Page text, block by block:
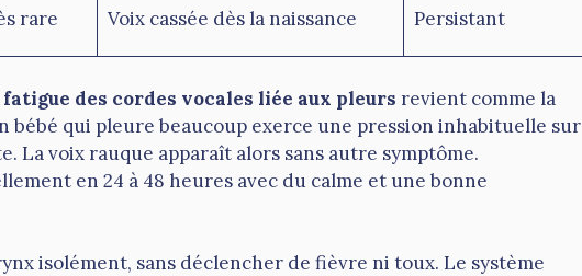
rare Voix cassée dès la naissance Persistant
fatigue des cordes vocales liée aux pleurs revient comme la
bébé qui pleure beaucoup exerce une pression inhabituelle sur
La voix rauque apparaît alors sans autre symptôme.
en 24 à 48 heures avec du calme et une bonne
isolément, sans déclencher de fièvre ni toux. Le système